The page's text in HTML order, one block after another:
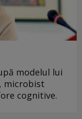
modelul lui
microbist
cognitive.